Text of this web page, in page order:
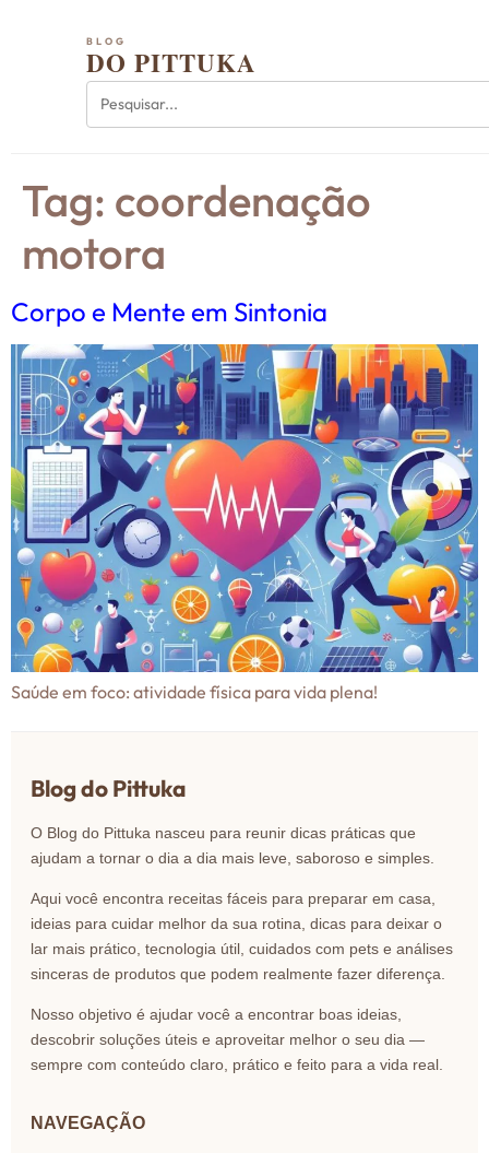
BLOG
DO PITTUKA
Tag: coordenação
motora
Corpo e Mente em Sintonia
Saúde em foco: atividade física para vida plena!
Blog do Pittuka
O Blog do Pittuka nasceu para reunir dicas práticas que
ajudam a tornar o dia a dia mais leve, saboroso e simples.
Aqui você encontra receitas fáceis para preparar em casa,
ideias para cuidar melhor da sua rotina, dicas para deixar o
lar mais prático, tecnologia útil, cuidados com pets e análises
sinceras de produtos que podem realmente fazer diferença.
Nosso objetivo é ajudar você a encontrar boas ideias,
descobrir soluções úteis e aproveitar melhor o seu dia —
sempre com conteúdo claro, prático e feito para a vida real.
NAVEGAÇÃO